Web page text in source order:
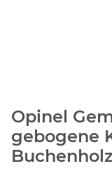
Opinel
gebogene